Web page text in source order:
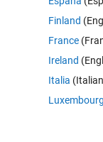
neural network.
Finland
France
Ireland
Italia
Luxembourg